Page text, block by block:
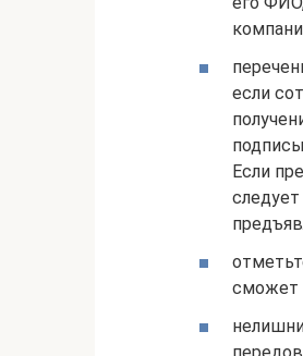
если
Если
сможет